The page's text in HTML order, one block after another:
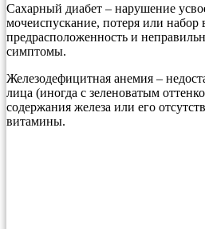
Сахарный диабет – нарушение
мочеиспускание, потеря или
предрасположенность и
симптомы.
Железодефицитная анемия –
лица (иногда с зеленоватым
содержания железа или его
витамины.